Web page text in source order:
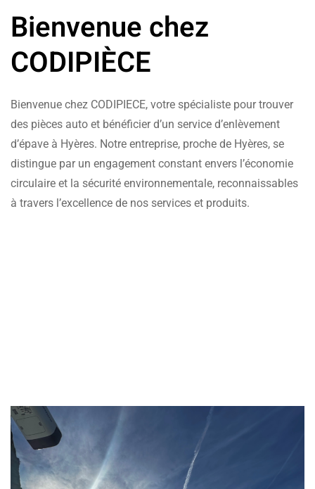
Bienvenue chez
CODIPIÈCE
Bienvenue chez CODIPIECE, votre spécialiste pour trouver
des pièces auto et bénéficier d’un service d’enlèvement
d’épave à Hyères. Notre entreprise, proche de Hyères, se
distingue par un engagement constant envers l’économie
circulaire et la sécurité environnementale, reconnaissables
à travers l’excellence de nos services et produits.